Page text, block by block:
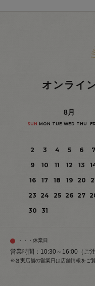
オンライ
8月
SUN MON TUE WED THU
2
3 4 5 6 7
9
10 11 12 13
16
17 18 19 20
23
24 25 26 27
30
31
・・・休業日
営業時間：10:30～16:00（ご
※各実店舗の営業日は店舗情報をご